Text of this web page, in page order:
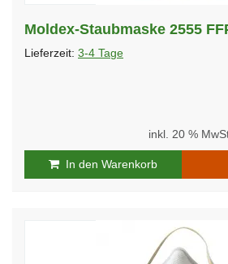
Moldex-Staubmaske 2555
Lieferzeit: 3-4 Tage
inkl. 20 %
In den Warenkorb